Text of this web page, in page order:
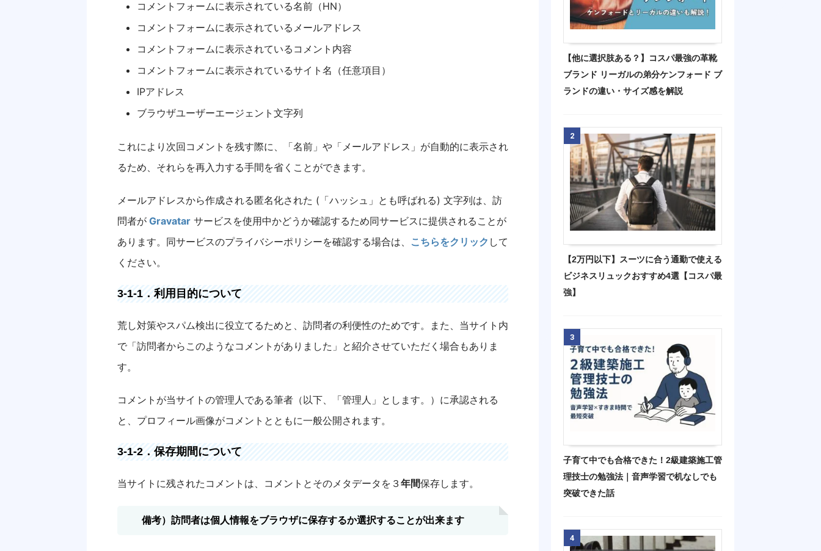
コメントフォームに表示されている名前（HN）
コメントフォームに表示されているメールアドレス
コメントフォームに表示されているコメント内容
コメントフォームに表示されているサイト名（任意項目）
IPアドレス
ブラウザユーザーエージェント文字列
これにより次回コメントを残す際に、「名前」や「メールアドレス」が自動的に表示され
るため、それらを再入力する手間を省くことができます。
メールアドレスから作成される匿名化された (「ハッシュ」とも呼ばれる) 文字列は、訪
問者が Gravatar サービスを使用中かどうか確認するため同サービスに提供されることが
あります。同サービスのプライバシーポリシーを確認する場合は、 こちらをクリック して
ください。
3-1-1．利用目的について
荒し対策やスパム検出に役立てるためと、訪問者の利便性のためです。また、当サイト内
で「訪問者からこのようなコメントがありました」と紹介させていただく場合もありま
す。
コメントが当サイトの管理人である筆者（以下、「管理人」とします。）に承認される
と、プロフィール画像がコメントとともに一般公開されます。
3-1-2．保存期間について
当サイトに残されたコメントは、コメントとそのメタデータを３ 年間保存します。
備考）訪問者は個人情報をブラウザに保存するか選択することが出来ます
【他に選択肢ある？】コスパ最強の革靴
ブランド リーガルの弟分ケンフォード ブ
ランドの違い・サイズ感を解説
2
【2万円以下】スーツに合う通勤で使える
ビジネスリュックおすすめ4選【コスパ最
強】
3
子育て中でも合格できた！2級建築施工管
理技士の勉強法｜音声学習で机なしでも
突破できた話
4